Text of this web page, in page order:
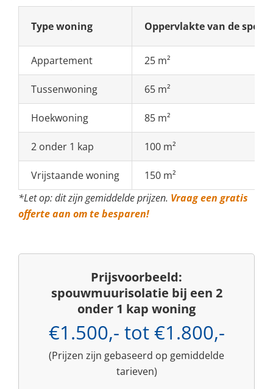
Type woning Oppervlakte van de
Appartement 25 m²
Tussenwoning 65 m²
Hoekwoning 85 m²
2 onder 1 kap 100 m²
Vrijstaande woning
150 m²
*Let op: dit zijn gemiddelde prijzen. Vraag een gratis
offerte aan om te besparen!
Prijsvoorbeeld:
spouwmuurisolatie bij een 2
onder 1 kap woning
€1.500,- tot €1.800,-
(Prijzen zijn gebaseerd op gemiddelde
tarieven)